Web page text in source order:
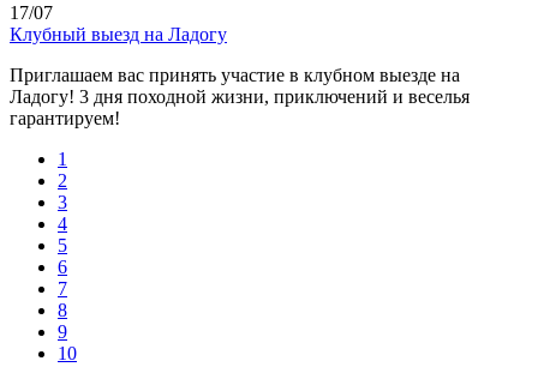
17/07
Клубный выезд на Ладогу
Приглашаем вас принять участие в клубном выезде на
Ладогу! 3 дня походной жизни, приключений и веселья
гарантируем!
1
2
3
4
5
6
7
8
9
10